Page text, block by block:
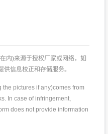
内)来源于授权厂家或网络，如
信息校正和存储服务。
pictures if any)comes from
In case of infringement,
does not provide information